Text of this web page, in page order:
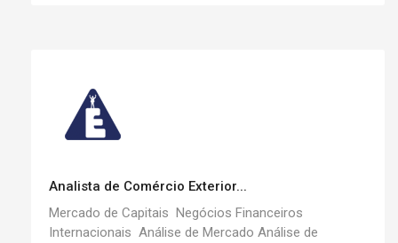
Analista de Comércio Exterior...
Mercado de Capitais Negócios Financeiros
Internacionais Análise de Mercado Análise de